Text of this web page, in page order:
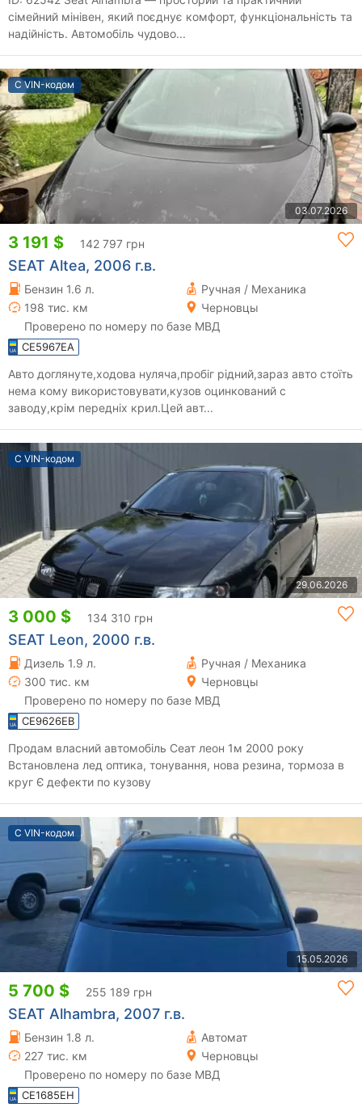
сімейний мінівен, який поєднує комфорт, функціональність та
надійність. Автомобіль чудово...
С VIN-кодом
03.07.2026
3 191 $ 142 797 грн
SEAT Altea, 2006 г.в.
Бензин 1.6 л.
Ручная / Механика
198 тис. км
Черновцы
Проверено по номеру по базе МВД
CE5967EA
Авто доглянуте,ходова нуляча,пробіг рідний,зараз авто стоїть
нема кому використовувати,кузов оцинкований с
заводу,крім передніх крил.Цей авт...
С VIN-кодом
29.06.2026
3 000 $ 134 310 грн
SEAT Leon, 2000 г.в.
Дизель 1.9 л.
Ручная / Механика
300 тис. км
Черновцы
Проверено по номеру по базе МВД
CE9626EB
Продам власний автомобіль Сеат леон 1м 2000 року
Встановлена лед оптика, тонування, нова резина, тормоза в
круг Є дефекти по кузову
С VIN-кодом
15.05.2026
5 700 $ 255 189 грн
SEAT Alhambra, 2007 г.в.
Бензин 1.8 л.
Автомат
227 тис. км
Черновцы
Проверено по номеру по базе МВД
CE1685EH